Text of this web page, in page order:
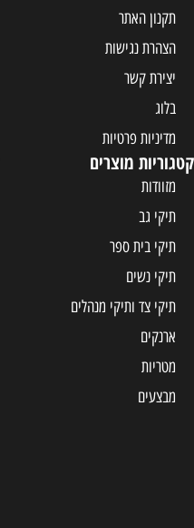
תקנון האתר
הצהרת נגישות
יצירת קשר
בלוג
מדיניות פרטיות
קטגוריות מוצרים
מזוודות
תיקי גב
תיקי בית ספר
תיקי נשים
תיקי צד ותיקי מנהלים
ארנקים
מטריות
מבצעים